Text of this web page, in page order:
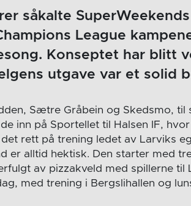
såkalte
League
Konseptet har blitt
utgave var et solid
Sætre Gråbein og Skedsmo, til
inn på Sportellet til Halsen IF,
rett på trening ledet av Larviks
er alltid hektisk. Den starter med
av pizzakveld med spillerne til
med trening i Bergslihallen og